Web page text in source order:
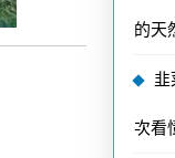
的天
韭
次看